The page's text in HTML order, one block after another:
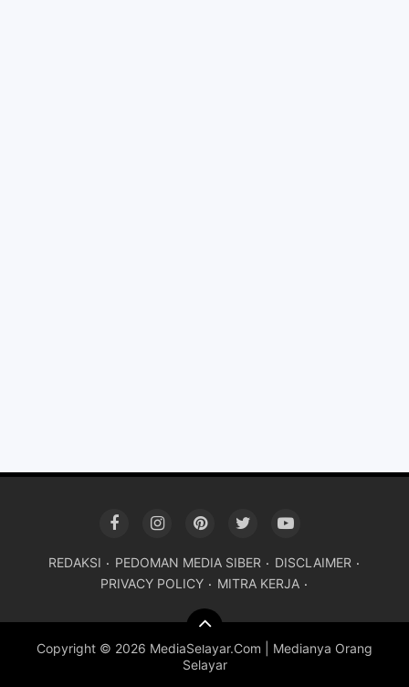
REDAKSI PEDOMAN MEDIA SIBER
DISCLAIMER
PRIVACY POLICY
MITRA KERJA
Copyright © 2026 MediaSelayar.Com | Medianya Orang
Selayar